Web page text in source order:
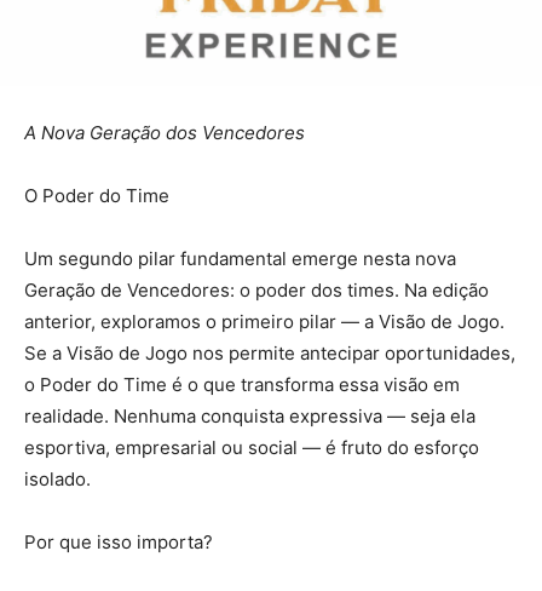
A Nova Geração dos Vencedores
O Poder do Time
Um segundo pilar fundamental emerge nesta nova
Geração de Vencedores: o poder dos times. Na edição
anterior, exploramos o primeiro pilar — a Visão de Jogo.
Se a Visão de Jogo nos permite antecipar oportunidades,
o Poder do Time é o que transforma essa visão em
realidade. Nenhuma conquista expressiva — seja ela
esportiva, empresarial ou social — é fruto do esforço
isolado.
Por que isso importa?